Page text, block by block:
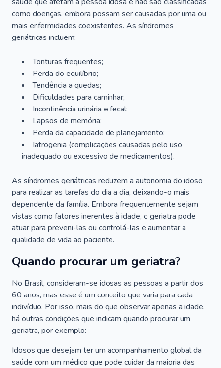
como doenças, embora possam ser causadas por uma ou
mais enfermidades coexistentes. As síndromes
geriátricas incluem:
Tonturas frequentes;
Perda do equilíbrio;
Tendência a quedas;
Dificuldades para caminhar;
Incontinência urinária e fecal;
Lapsos de memória;
Perda da capacidade de planejamento;
Iatrogenia (complicações causadas pelo uso
inadequado ou excessivo de medicamentos).
As síndromes geriátricas reduzem a autonomia do idoso
para realizar as tarefas do dia a dia, deixando-o mais
dependente da família. Embora frequentemente sejam
vistas como fatores inerentes à idade, o geriatra pode
atuar para preveni-las ou controlá-las e aumentar a
qualidade de vida ao paciente.
Quando procurar um geriatra?
No Brasil, consideram-se idosas as pessoas a partir dos
60 anos, mas esse é um conceito que varia para cada
indivíduo. Por isso, mais do que observar apenas a idade,
há outras condições que indicam quando procurar um
geriatra, por exemplo:
Idosos que desejam ter um acompanhamento global da
saúde com um médico que pode cuidar da maioria das